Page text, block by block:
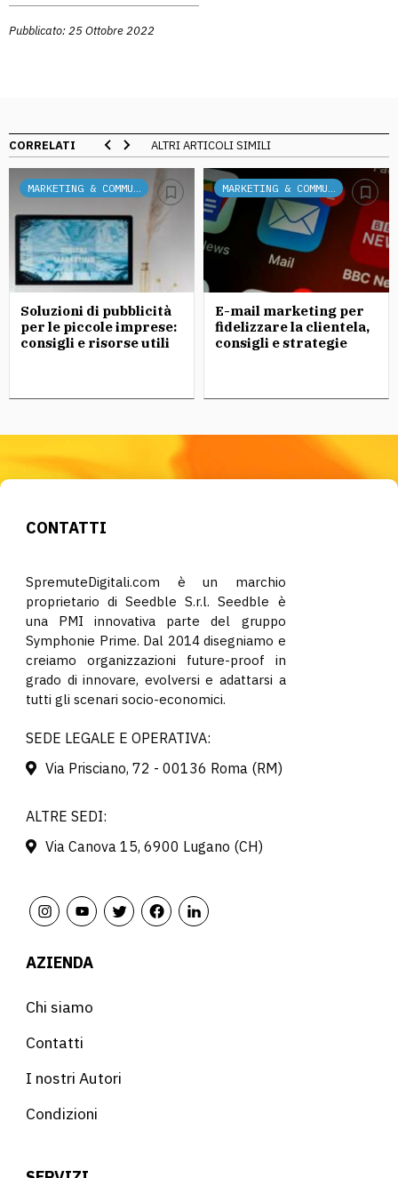
Pubblicato: 25 Ottobre 2022
CORRELATI ALTRI ARTICOLI SIMILI
Soluzioni di pubblicità
per le piccole imprese:
consigli e risorse utili
E-mail marketing per
fidelizzare la clientela,
consigli e strategie
CONTATTI
SpremuteDigitali.com è un marchio
proprietario di Seedble S.r.l. Seedble è
una PMI innovativa parte del gruppo
Symphonie Prime. Dal 2014 disegniamo e
creiamo organizzazioni future-proof in
grado di innovare, evolversi e adattarsi a
tutti gli scenari socio-economici.
SEDE LEGALE E OPERATIVA:
Via Prisciano, 72 - 00136 Roma (RM)
ALTRE SEDI:
Via Canova 15, 6900 Lugano (CH)
AZIENDA
Chi siamo
Contatti
I nostri Autori
Condizioni